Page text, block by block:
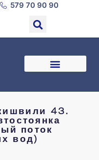
579 70 90 90
43.
поток
вод)